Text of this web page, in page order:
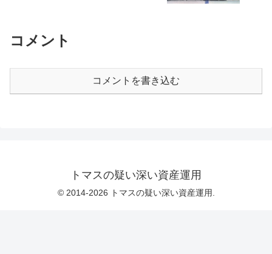
コメント
コメントを書き込む
トマスの疑い深い資産運用
© 2014-2026 トマスの疑い深い資産運用.